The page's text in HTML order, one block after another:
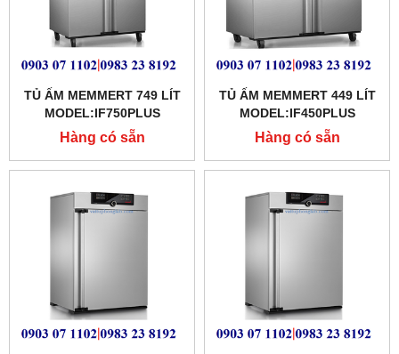
TỦ ẤM MEMMERT 749 LÍT
MODEL:IF750PLUS
Hàng có sẵn
TỦ ẤM MEMMERT 449 LÍT
MODEL:IF450PLUS
Hàng có sẵn